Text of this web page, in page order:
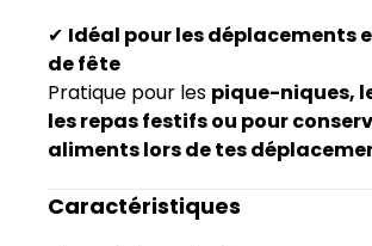
✔ Idéal pour les déplacements
de fête
Pratique pour les pique-niques,
les repas festifs ou pour
aliments lors de tes
Caractéristiques